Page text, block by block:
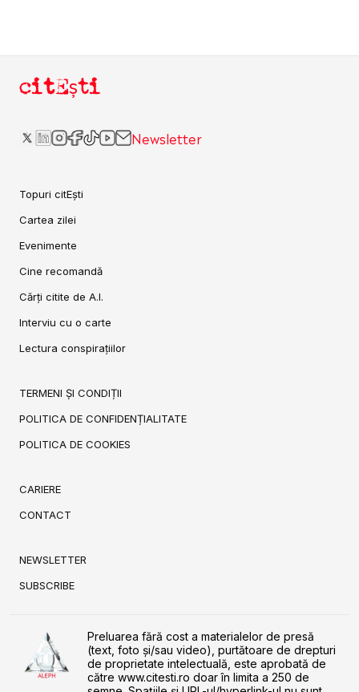
citEști
Newsletter
Topuri citEști
Cartea zilei
Evenimente
Cine recomandă
Cărți citite de A.I.
Interviu cu o carte
Lectura conspirațiilor
TERMENI ȘI CONDIȚII
POLITICA DE CONFIDENȚIALITATE
POLITICA DE COOKIES
CARIERE
CONTACT
NEWSLETTER
SUBSCRIBE
Preluarea fără cost a materialelor de presă
(text, foto și/sau video), purtătoare de drepturi
de proprietate intelectuală, este aprobată de
către www.citesti.ro doar în limita a 250 de